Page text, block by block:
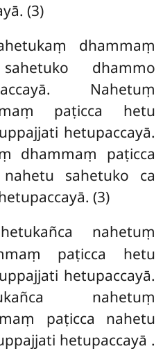
(3)
dhammaṃ
dhammo
Nahetuṃ
paṭicca hetu
hetupaccayā.
dhammaṃ paṭicca
sahetuko ca
(3)
nahetuṃ
paṭicca hetu
hetupaccayā.
nahetuṃ
paṭicca nahetu
hetupaccayā .